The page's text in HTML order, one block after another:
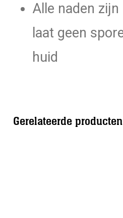
Alle naden
laat geen
huid
Gerelateerde producten